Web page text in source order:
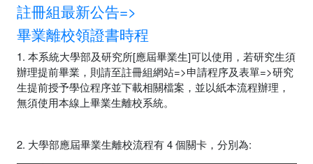
註冊組最新公告=>
畢業離校領證書時程
1. 本系統大學部及研究所[應屆畢業生]可以使用，若研究生須
辦理提前畢業，則請至註冊組網站=>申請程序及表單=>研究
生提前授予學位程序並下載相關檔案，並以紙本流程辦理，
無須使用本線上畢業生離校系統。
2. 大學部應屆畢業生離校流程有 4 個關卡，分別為: